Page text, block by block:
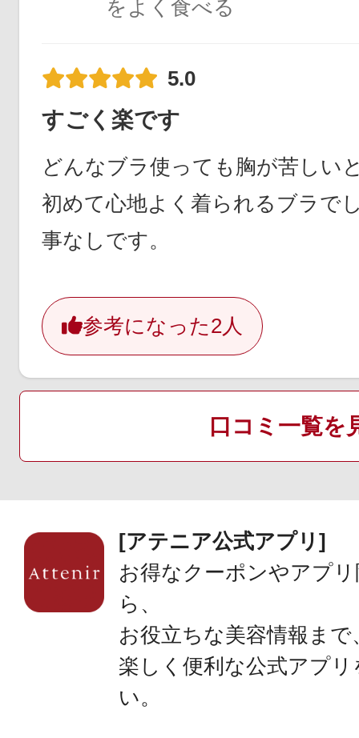
をよく食べる
5.0
すごく楽です
どんなブラ使っても胸が苦しい
初めて心地よく着られるブラで
事なしです。
参考になった2人
口コミ一覧を
[アテニア公式アプリ]
お得なクーポンやアプ
ら、
お役立ちな美容情報まで
楽しく便利な公式アプ
い。